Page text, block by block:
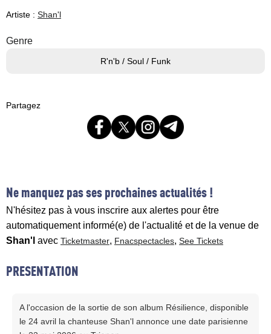
Artiste : Shan'l
Genre
R'n'b / Soul / Funk
Partagez
Ne manquez pas ses prochaines actualités !
N'hésitez pas à vous inscrire aux alertes pour être
automatiquement informé(e) de l'actualité et de la venue de
Shan'l avec Ticketmaster, Fnacspectacles, See Tickets
PRESENTATION
A l'occasion de la sortie de son album Résilience, disponible
le 24 avril la chanteuse Shan'l annonce une date parisienne